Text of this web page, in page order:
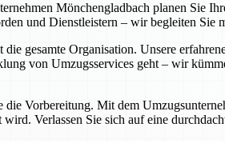
Mönchengladbach planen Sie
und Dienstleistern – wir begleiten Sie
gesamte Organisation. Unsere
von Umzugsservices geht – wir
Vorbereitung. Mit dem
Verlassen Sie sich auf eine